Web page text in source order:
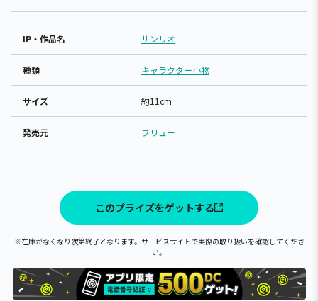
IP・作品名 サンリオ
種類 キャラクター小物
サイズ 約11cm
発売元 フリュー
このプライズをゲットする
※在庫がなくなり次第終了となります。サービスサイトで実際の取り扱いを確認してくださ
い。